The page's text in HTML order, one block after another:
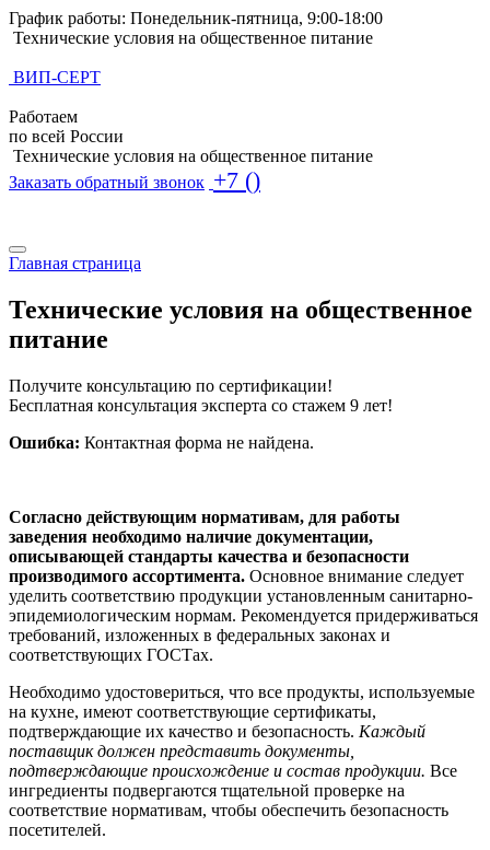
График работы: Понедельник-пятница, 9:00-18:00
Технические условия на общественное питание
ВИП-СЕРТ
Работаем
по всей России
Технические условия на общественное питание
Заказать обратный звонок +7 ()
Главная страница
Технические условия на общественное
питание
Получите консультацию по сертификации!
Бесплатная консультация эксперта со стажем 9 лет!
Ошибка: Контактная форма не найдена.
Согласно действующим нормативам, для работы
заведения необходимо наличие документации,
описывающей стандарты качества и безопасности
производимого ассортимента. Основное внимание следует
уделить соответствию продукции установленным санитарно-
эпидемиологическим нормам. Рекомендуется придерживаться
требований, изложенных в федеральных законах и
соответствующих ГОСТах.
Необходимо удостовериться, что все продукты, используемые
на кухне, имеют соответствующие сертификаты,
подтверждающие их качество и безопасность. Каждый
поставщик должен представить документы,
подтверждающие происхождение и состав продукции. Все
ингредиенты подвергаются тщательной проверке на
соответствие нормативам, чтобы обеспечить безопасность
посетителей.